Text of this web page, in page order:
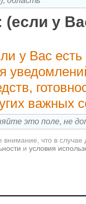
у
у Вас
важных
внимание, что в
и условия